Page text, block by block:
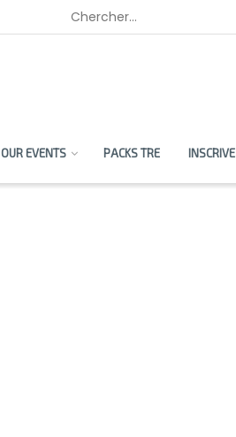
OUR EVENTS PACKS TRE